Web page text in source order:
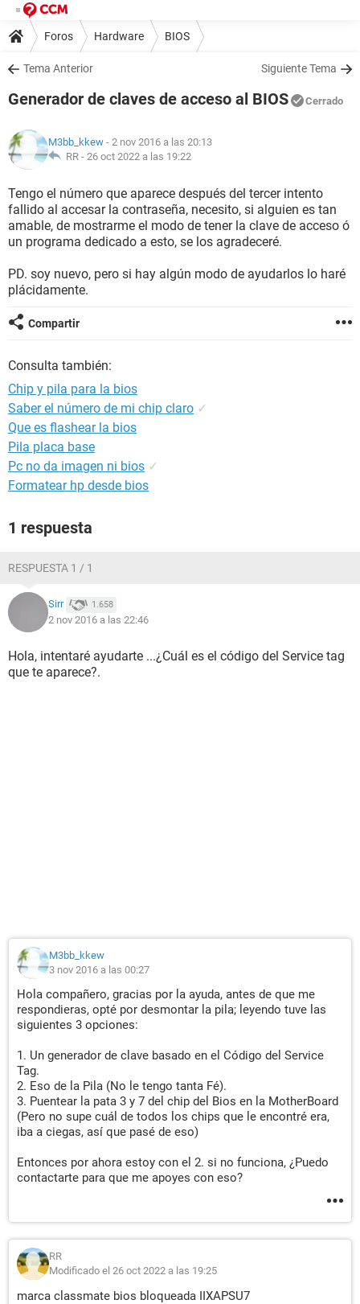
Foros Hardware BIOS
Tema Anterior Siguiente Tema
Generador de claves de acceso al BIOS Cerrado
M3bb_kkew - 2 nov 2016 a las 20:13
RR - 26 oct 2022 a las 19:22
Tengo el número que aparece después del tercer intento
fallido al accesar la contraseña, necesito, si alguien es tan
amable, de mostrarme el modo de tener la clave de acceso ó
un programa dedicado a esto, se los agradeceré.
PD. soy nuevo, pero si hay algún modo de ayudarlos lo haré
plácidamente.
Compartir
Consulta también:
Chip y pila para la bios
Saber el número de mi chip claro ✓
Que es flashear la bios
Pila placa base
Pc no da imagen ni bios ✓
Formatear hp desde bios
1 respuesta
RESPUESTA 1 / 1
Sirr 1.658
2 nov 2016 a las 22:46
Hola, intentaré ayudarte ...¿Cuál es el código del Service tag
que te aparece?.
M3bb_kkew
3 nov 2016 a las 00:27
Hola compañero, gracias por la ayuda, antes de que me
respondieras, opté por desmontar la pila; leyendo tuve las
siguientes 3 opciones:
1. Un generador de clave basado en el Código del Service
Tag.
2. Eso de la Pila (No le tengo tanta Fé).
3. Puentear la pata 3 y 7 del chip del Bios en la MotherBoard
(Pero no supe cuál de todos los chips que le encontré era,
iba a ciegas, así que pasé de eso)
Entonces por ahora estoy con el 2. si no funciona, ¿Puedo
contactarte para que me apoyes con eso?
RR
Modificado el 26 oct 2022 a las 19:25
marca classmate bios bloqueada IIXAPSU7